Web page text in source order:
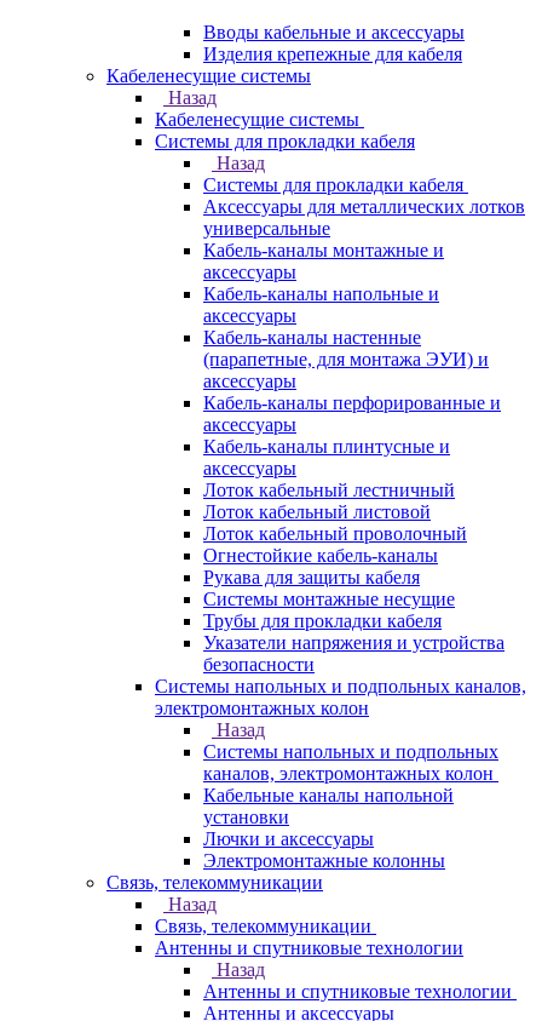
Вводы кабельные и аксессуары
Изделия крепежные для кабеля
Кабеленесущие системы
Назад
Кабеленесущие системы
Системы для прокладки кабеля
Назад
Системы для прокладки кабеля
Аксессуары для металлических лотков
универсальные
Кабель-каналы монтажные и
аксессуары
Кабель-каналы напольные и
аксессуары
Кабель-каналы настенные
(парапетные, для монтажа ЭУИ) и
аксессуары
Кабель-каналы перфорированные и
аксессуары
Кабель-каналы плинтусные и
аксессуары
Лоток кабельный лестничный
Лоток кабельный листовой
Лоток кабельный проволочный
Огнестойкие кабель-каналы
Рукава для защиты кабеля
Системы монтажные несущие
Трубы для прокладки кабеля
Указатели напряжения и устройства
безопасности
Системы напольных и подпольных каналов,
электромонтажных колон
Назад
Системы напольных и подпольных
каналов, электромонтажных колон
Кабельные каналы напольной
установки
Лючки и аксессуары
Электромонтажные колонны
Связь, телекоммуникации
Назад
Связь, телекоммуникации
Антенны и спутниковые технологии
Назад
Антенны и спутниковые технологии
Антенны и аксессуары